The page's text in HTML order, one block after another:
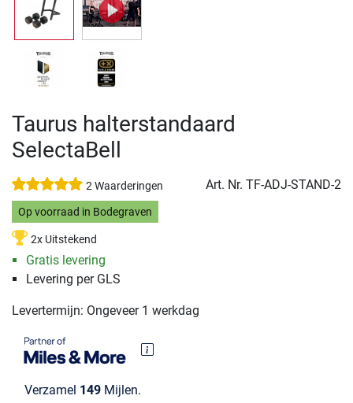
Taurus halterstandaard
SelectaBell
2 Waarderingen Art. Nr. TF-ADJ-STAND-2
Op voorraad in Bodegraven
2x Uitstekend
Gratis levering
Levering per GLS
Levertermijn: Ongeveer 1 werkdag
Verzamel 149 Mijlen.